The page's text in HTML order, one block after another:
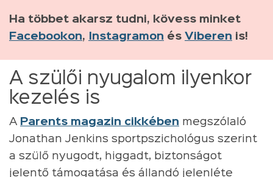
Ha többet akarsz tudni, kövess minket
Facebookon, Instagramon és Viberen is!
A szülői nyugalom ilyenkor
kezelés is
A Parents magazin cikkében megszólaló
Jonathan Jenkins sportpszichológus szerint
a szülő nyugodt, higgadt, biztonságot
jelentő támogatása és állandó jelenléte